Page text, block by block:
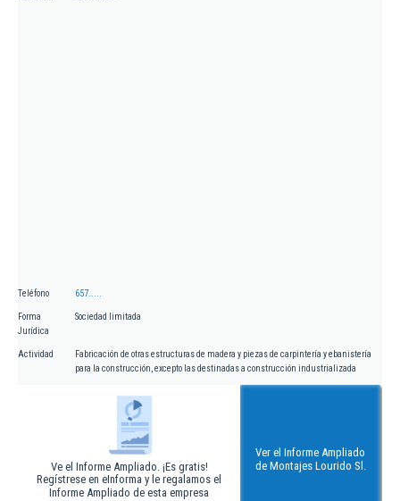
Teléfono 657.....
Forma
Jurídica
Sociedad limitada
Actividad
Fabricación de otras estructuras de madera y piezas de carpintería y ebanistería
para la construcción, excepto las destinadas a construcción industrializada
Ve el Informe Ampliado. ¡Es gratis!
Regístrese en eInforma y le regalamos el
Informe Ampliado de esta empresa
Ver el Informe Ampliado
de Montajes Lourido Sl.